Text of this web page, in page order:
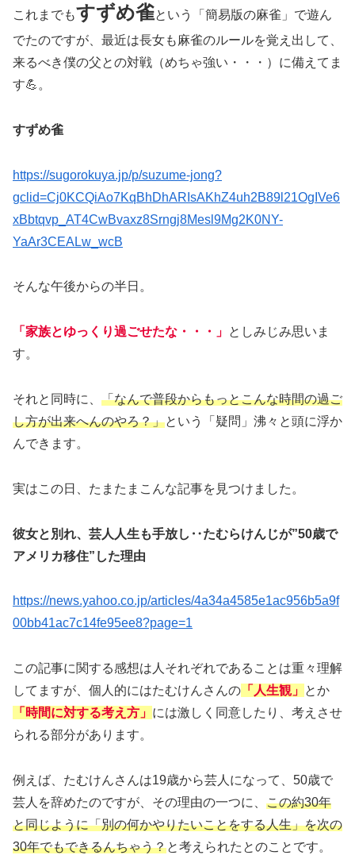
これまでもすずめ雀という「簡易版の麻雀」で遊ん
でたのですが、最近は長女も麻雀のルールを覚え出して、
来るべき僕の父との対戦（めちゃ強い・・・）に備えてま
す💪。
すずめ雀
https://sugorokuya.jp/p/suzume-jong?
gclid=Cj0KCQiAo7KqBhDhARIsAKhZ4uh2B89l21OgIVe6
xBbtqvp_AT4CwBvaxz8Srngj8Mesl9Mg2K0NY-
YaAr3CEALw_wcB
そんな午後からの半日。
「家族とゆっくり過ごせたな・・・」 としみじみ思いま
す。
それと同時に、 「なんで普段からもっとこんな時間の過ご
し方が出来へんのやろ？」という「疑問」沸々と頭に浮か
んできます。
実はこの日、たまたまこんな記事を見つけました。
彼女と別れ、芸人人生も手放し‥たむらけんじが”50歳で
アメリカ移住”した理由
https://news.yahoo.co.jp/articles/4a34a4585e1ac956b5a9f
00bb41ac7c14fe95ee8?page=1
この記事に関する感想は人それぞれであることは重々理解
してますが、個人的にはたむけんさんの 「人生観」 とか
「時間に対する考え方」 には激しく同意したり、考えさせ
られる部分があります。
例えば、たむけんさんは19歳から芸人になって、50歳で
芸人を辞めたのですが、その理由の一つに、 この約30年
と同じように「別の何かやりたいことをする人生」を次の
30年でもできるんちゃう？と考えられたとのことです。